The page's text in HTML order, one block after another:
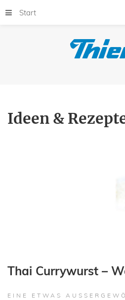
Start
Ideen &
Thai Currywurst –
EINE ETWAS